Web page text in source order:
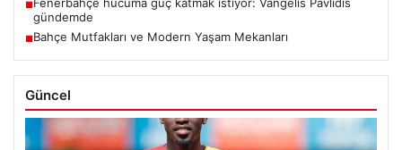
■Fenerbahçe hücuma güç katmak istiyor: Vangelis Pavlidis
gündemde
■Bahçe Mutfakları ve Modern Yaşam Mekanları
Güncel